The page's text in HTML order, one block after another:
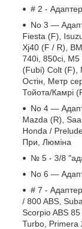
# 2 -
No 3 —
Fiesta (F),
Xj40 (F / R),
740i, 850ci, M5
(Fubi) Colt (F),
Остін, Метр
Тойота/Камрі
No 4 —
Mazda (R),
Honda /
При, Люміна
№ 5 - 3/8
No 6 —
# 7 -
/ 800 ABS,
Scorpio ABS
Turbo, Primera